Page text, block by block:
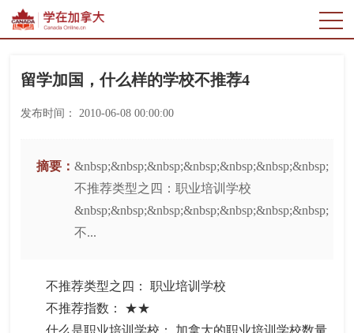
留学加国，什么样的学校不推荐4
发布时间： 2010-06-08 00:00:00
摘要：&nbsp;&nbsp;&nbsp;&nbsp;&nbsp;&nbsp;&nbsp;
不推荐类型之四：职业培训学校
&nbsp;&nbsp;&nbsp;&nbsp;&nbsp;&nbsp;&nbsp;
不...
不推荐类型之四： 职业培训学校
不推荐指数： ★★
什么是职业培训学校： 加拿大的职业培训学校数量